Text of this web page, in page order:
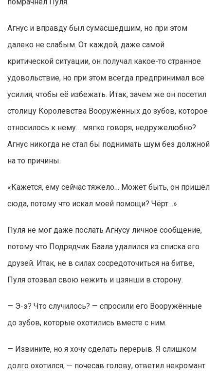
Агнус и вправду был сумасшедшим, но при этом
далеко не слабым. От каждой, даже самой
критической ситуации, он получал какое-то странное
удовольствие, но при этом всегда предпринимал все
усилия, чтобы её избежать. Итак, зачем же он посетил
столицу Королевства Вооружённых до зубов, которое
относилось к нему… мягко говоря, недружелюбно?
Агнус никогда не стал бы поднимать шум без должной
на то причины.
«Кажется, ему сейчас тяжело… Может быть, он пришёл
сюда, потому что искал моей помощи? Чёрт…»
Пуля не мог даже послать Агнусу личное сообщение,
потому что Подрядчик Баала удалился из списка его
друзей. Итак, не в силах сосредоточиться на битве,
Пуля отозвал свою нежить и цзянши в сторону.
— Э-э? Что случилось? — спросили его Вооружённые
до зубов, которые охотились вместе с ним.
— Извините, но я хочу сделать перерыв. Я слишком
долго охотился, — почесав голову, ответил некромант.